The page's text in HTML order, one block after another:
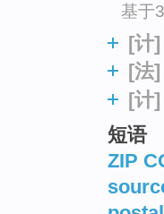
基于
[计]
[法]
[计]
短语
ZIP